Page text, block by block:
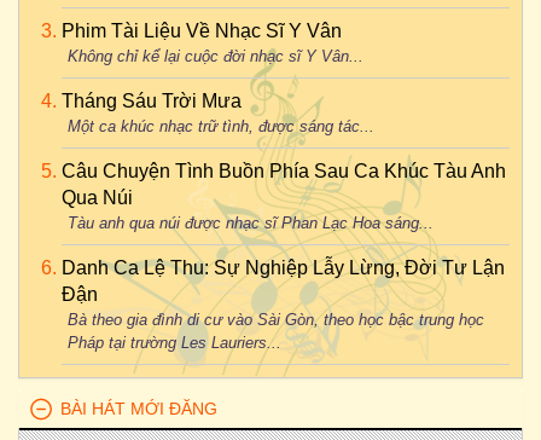
Phim Tài Liệu Về Nhạc Sĩ Y Vân
Không chỉ kể lại cuộc đời nhạc sĩ Y Vân...
Tháng Sáu Trời Mưa
Một ca khúc nhạc trữ tình, được sáng tác...
Câu Chuyện Tình Buồn Phía Sau Ca Khúc Tàu Anh
Qua Núi
Tàu anh qua núi được nhạc sĩ Phan Lạc Hoa sáng...
Danh Ca Lệ Thu: Sự Nghiệp Lẫy Lừng, Đời Tư Lận
Đận
Bà theo gia đình di cư vào Sài Gòn, theo học bậc trung học
Pháp tại trường Les Lauriers...
BÀI HÁT MỚI ĐĂNG